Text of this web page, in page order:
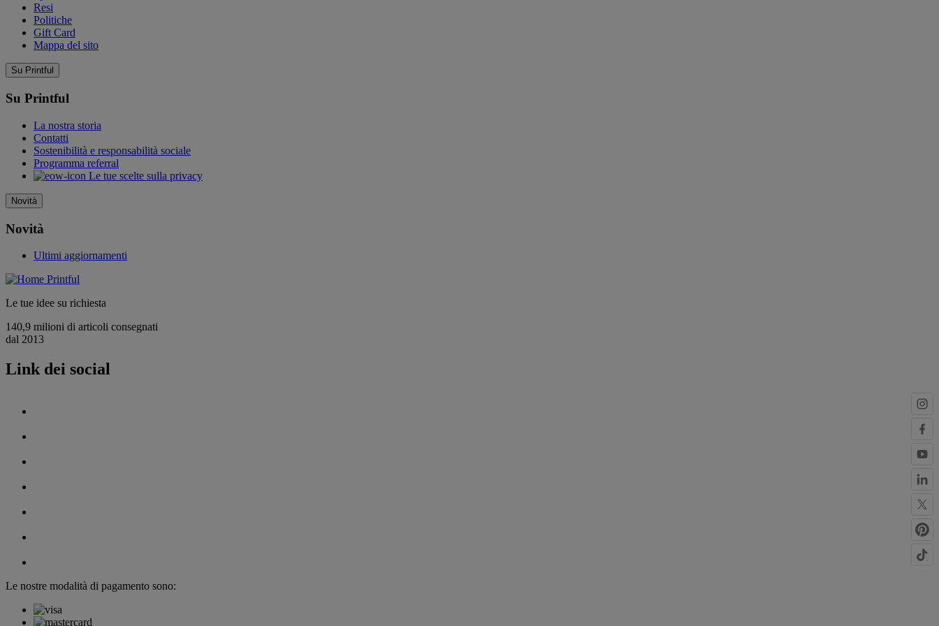
Resi
Politiche
Gift Card
Mappa del sito
Su Printful
Su Printful
La nostra storia
Contatti
Sostenibilità e responsabilità sociale
Programma referral
Le tue scelte sulla privacy
Novità
Novità
Ultimi aggiornamenti
Le tue idee su richiesta
140,9 milioni di articoli consegnati
dal 2013
Link dei social
Le nostre modalità di pagamento sono: